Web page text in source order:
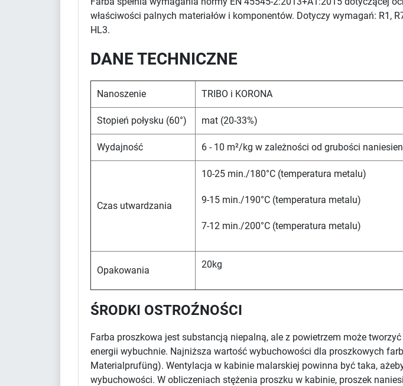
właściwości palnych materiałów i komponentów. Dotyczy wymagań: R1,
HL3.
DANE TECHNICZNE
Nanoszenie TRIBO i KORONA
Stopień połysku (60°) mat (20-33%)
Wydajność 6 - 10 m²/kg w zależności od grubości
Czas utwardzania
10-25 min./180°C (temperatura metalu)
9-15 min./190°C (temperatura metalu)
7-12 min./200°C (temperatura metalu)
Opakowania
20kg
ŚRODKI OSTROŹNOŚCI
Farba proszkowa jest substancją niepalną, ale z powietrzem może
energii wybuchnie. Najniższa wartość wybuchowości dla proszkowych
Materialprufüng). Wentylacja w kabinie malarskiej powinna być taka,
wybuchowości. W obliczeniach stężenia proszku w kabinie, proszek